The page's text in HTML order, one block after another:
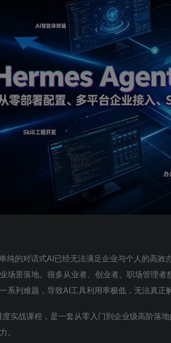
纯的对话式AI已经无法满足企业与个人的高
场景落地。很多从业者、创业者、职场管理
系列难题，导致AI工具利用率极低，无法真正
度实战课程，是一套从零入门到企业级高阶落
。